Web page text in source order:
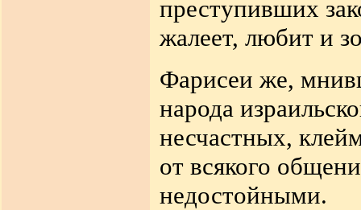
преступивших
жалеет, любит и
Фарисеи же,
народа
несчастных,
от всякого
недостойными.